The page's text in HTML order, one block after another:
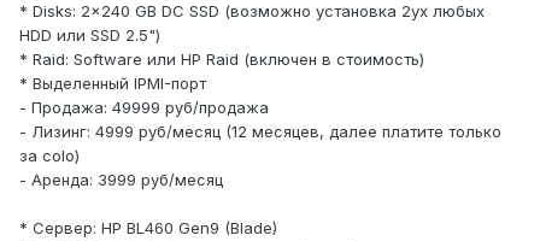
* Disks: 2x240 GB DC SSD (возможно установка 2ух любых
HDD или SSD 2.5")
* Raid: Software или HP Raid (включен в стоимость)
* Выделенный IPMI-порт
- Продажа: 49999 руб/продажа
- Лизинг: 4999 руб/месяц (12 месяцев, далее платите только
за colo)
- Аренда: 3999 руб/месяц
* Сервер: HP BL460 Gen9 (Blade)